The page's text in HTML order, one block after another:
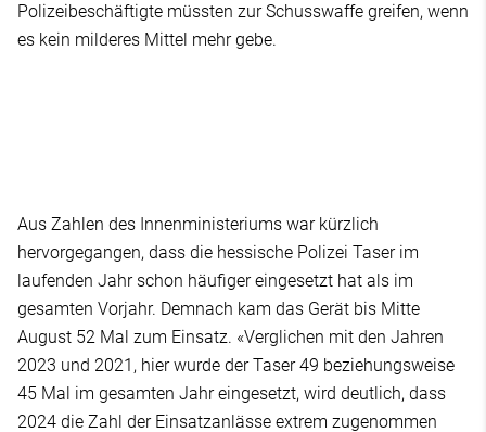
Polizeibeschäftigte müssten zur Schusswaffe greifen, wenn
es kein milderes Mittel mehr gebe.
Aus Zahlen des Innenministeriums war kürzlich
hervorgegangen, dass die hessische Polizei Taser im
laufenden Jahr schon häufiger eingesetzt hat als im
gesamten Vorjahr. Demnach kam das Gerät bis Mitte
August 52 Mal zum Einsatz. «Verglichen mit den Jahren
2023 und 2021, hier wurde der Taser 49 beziehungsweise
45 Mal im gesamten Jahr eingesetzt, wird deutlich, dass
2024 die Zahl der Einsatzanlässe extrem zugenommen